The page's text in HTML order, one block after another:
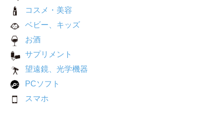
コスメ・美容
ベビー、キッズ
お酒
サプリメント
望遠鏡、光学機器
PCソフト
スマホ